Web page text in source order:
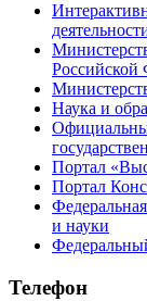
Наука и
Портал
Портал
и науки
Телефон